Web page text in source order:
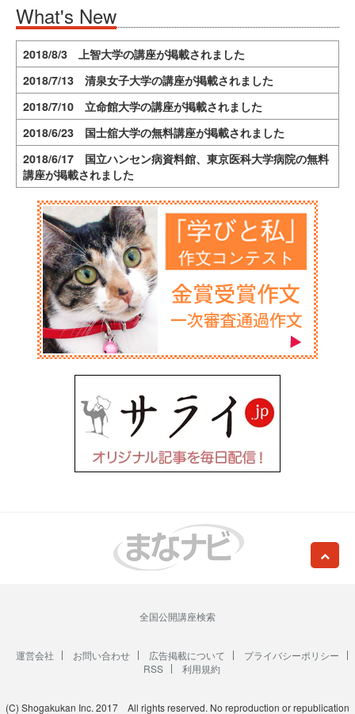
What's New
2018/8/3 上智大学の講座が掲載されました
2018/7/13 清泉女子大学の講座が掲載されました
2018/7/10 立命館大学の講座が掲載されました
2018/6/23 国士舘大学の無料講座が掲載されました
2018/6/17 国立ハンセン病資料館、東京医科大学病院の無料
講座が掲載されました
全国公開講座検索
運営会社 お問い合わせ 広告掲載について
プライバシーポリシー
RSS
利用規約
(C) Shogakukan Inc. 2017 All rights reserved. No reproduction or republication